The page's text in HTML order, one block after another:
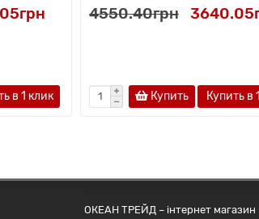
в 1 клик
4550.40грн
Купить Купить в
ОКЕАН ТРЕЙД – інтернет магазин